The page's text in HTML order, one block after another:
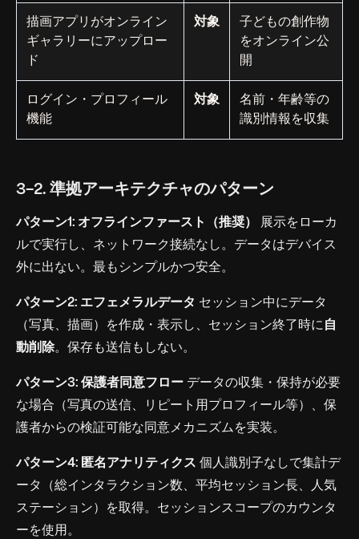
描画アプリがオンライン
ギャラリーにアップロー
ド
対象
子どもの創作物
をオンライン公
開
ログイン・プロフィール
機能
対象
名前・年齢等の
識別情報を収集
3-2. 準拠アーキテクチャのパターン
パターン1: オフラインファースト（推奨）
展示をローカ
ルで実行し、ネットワーク接続なし。データはデバイス
外に出ない。最もシンプルかつ安全。
パターン2: エフェメラルデータ セッション中にデータ
（写真、描画）を作成・表示し、セッション終了時に 自
動削除。保存も送信もしない。
パターン3: 保護者同意フロー データの収集・保持が必要
な場合（写真の送信、リピート用プロフィール等）、保
護者からの検証可能な同意メカニズムを実装。
パターン4: 匿名アナリティクス 個人識別子なしで集計デ
ータ（総インタラクション数、平均セッション長、人気
ステーション）を取得。セッションスコープのカウンタ
ーを使用。